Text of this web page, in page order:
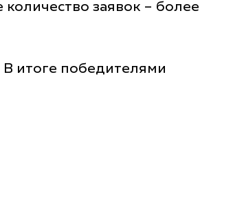
заявок – более
итоге победителями